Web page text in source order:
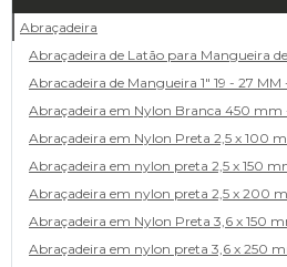
Abraçadeira
Abraçadeira de Latão para Mangueira
Abracadeira de Mangueira 1" 19 - 27 MM
Abraçadeira em Nylon Branca 450 mm
Abraçadeira em Nylon Preta 2,5 x 100
Abraçadeira em nylon preta 2,5 x 150
Abraçadeira em nylon preta 2,5 x 200
Abraçadeira em Nylon Preta 3,6 x 150
Abraçadeira em nylon preta 3,6 x 250